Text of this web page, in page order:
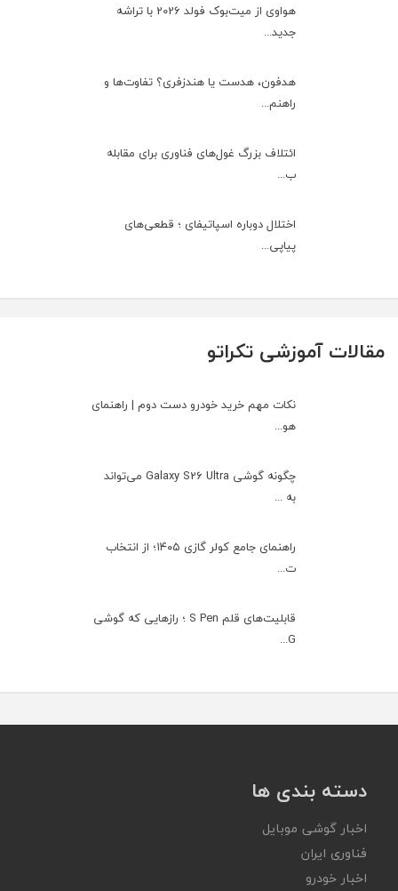
هواوی از میت‌بوک فولد 2026 با تراشه
جدید...
هدفون، هدست یا هندزفری؟ تفاوت‌ها و
راهنم...
ائتلاف بزرگ غول‌های فناوری برای مقابله
ب...
اختلال دوباره اسپاتیفای ؛ قطعی‌های
پیاپی...
مقالات آموزشی تکراتو
نکات مهم خرید خودرو دست دوم | راهنمای
هو...
چگونه گوشی Galaxy S26 Ultra می‌تواند
به ...
راهنمای جامع کولر گازی ۱۴۰۵؛ از انتخاب
ت...
قابلیت‌های قلم S Pen ؛ رازهایی که گوشی
G...
دسته بندی ها
اخبار گوشی موبایل
فناوری ایران
اخبار خودرو